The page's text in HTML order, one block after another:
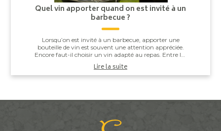
Quel vin apporter quand on est invité à un
barbecue ?
Lorsqu’on est invité à un barbecue, apporter une
bouteille de vin est souvent une attention appréciée.
Encore faut-il choisir un vin adapté au repas. Entre les
Lire la suite